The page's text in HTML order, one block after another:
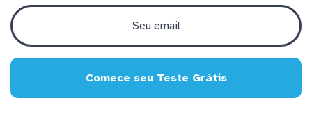
Comece seu Teste Grátis